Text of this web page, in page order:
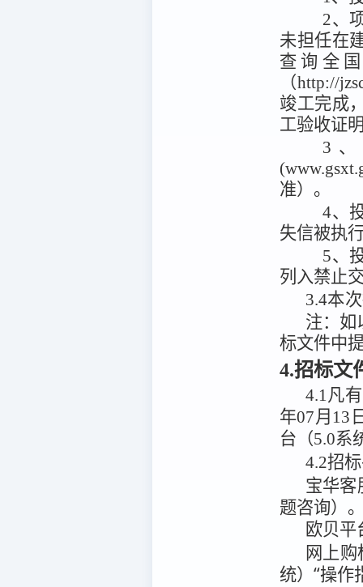
2、
未担任在
查询全
（http://
竣工完成
工验收证
3
准）。
4、
失信被执
5、
列入禁止
3.4本
注： 如
标文件中
4.招标文
4.1凡
年07月13
台（5.0系
4.2招
宝华客
题咨询）
欧贝平
网上
统）“操作